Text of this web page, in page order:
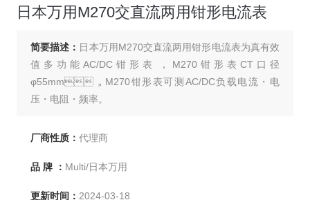
日本万用M270交直流两用钳形电流表
简要描述： 日本万用M270交直流两用钳形电流表为真有效
值多功能AC/DC钳形表，M270钳形表CT口径
φ55mm，M270钳形表可测AC/DC负载电流・电
压・电阻・频率。
厂商性质： 代理商
品 牌 ： Multi/日本万用
更新时间： 2024-03-18